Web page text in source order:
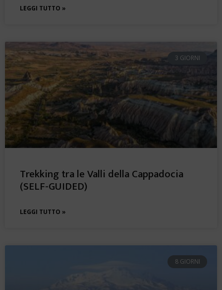
LEGGI TUTTO »
3 GIORNI
Trekking tra le Valli della Cappadocia
(SELF-GUIDED)
LEGGI TUTTO »
8 GIORNI